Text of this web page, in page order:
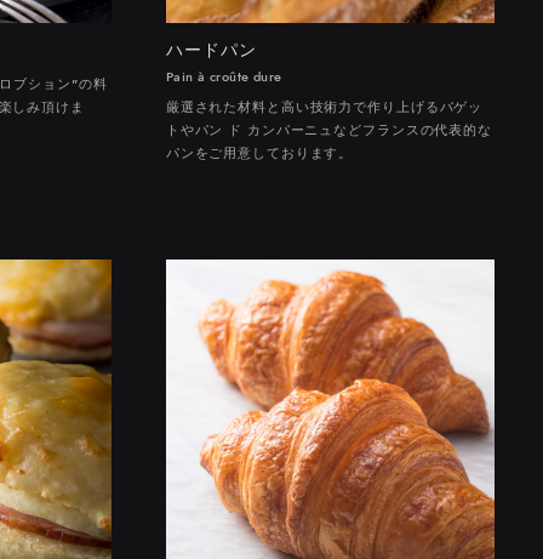
ブション"の料
しみ頂けま
ハードパン
Pain à croûte dure
厳選された材料と高い技術力で作り上げるバゲッ
トやパン ド カンパーニュなどフランスの代表的な
パンをご用意しております。